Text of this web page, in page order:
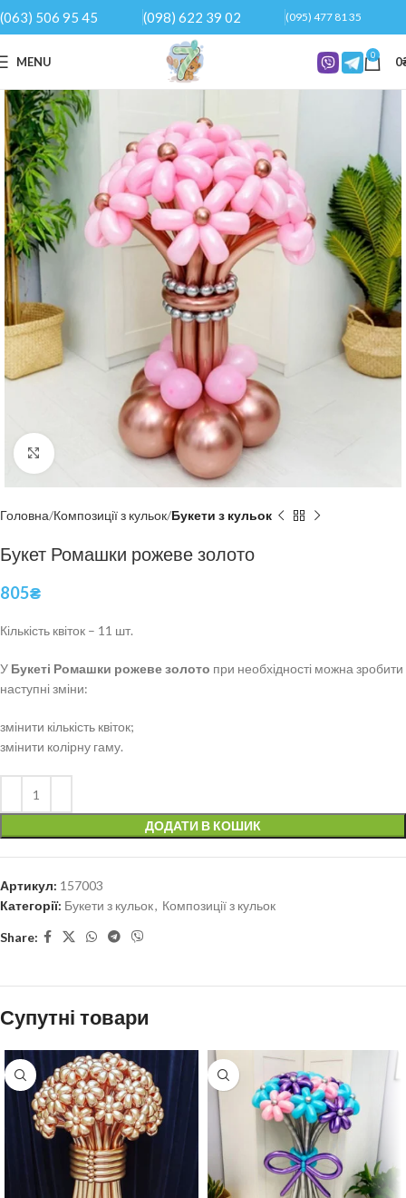
(063) 506 95 45 (098) 622 39 02 (095) 477 81 35
MENU 0 0
Click to enlarge
Головна Композиції з кульок Букети з кульок
Букет Ромашки рожеве золото
805₴
Кількість квіток – 11 шт.
У Букеті Ромашки рожеве золото при необхідності можна зробити
наступні зміни:
змінити кількість квіток;
змінити колірну гаму.
ДОДАТИ В КОШИК
Артикул: 157003
Категорії: Букети з кульок, Композиції з кульок
Share:
Супутні товари